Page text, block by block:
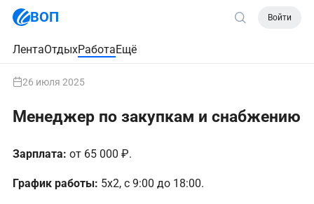
ВОП Войти
ЛентаОтдыхРаботаЕщё
26 июля 2025
Менеджер по закупкам и снабжению
Зарплата: от 65 000 ₽.
График работы: 5х2, с 9:00 до 18:00.